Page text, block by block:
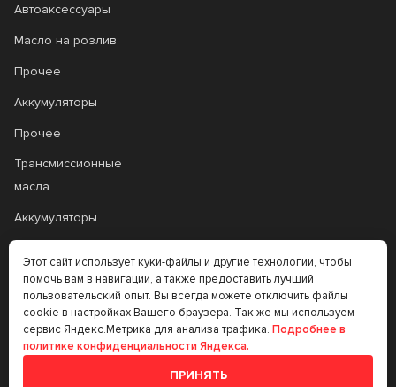
Автоаксессуары
Масло на розлив
Прочее
Аккумуляторы
Прочее
Трансмиссионные
масла
Аккумуляторы
+7 (383) 335-77-99
rtt@m-masel.ru
© 2020-2026
Этот сайт использует куки-файлы и другие технологии, чтобы
помочь вам в навигации, а также предоставить лучший
пользовательский опыт. Вы всегда можете отключить файлы
cookie в настройках Вашего браузера. Так же мы используем
сервис Яндекс.Метрика для анализа трафика. Подробнее в
политике конфиденциальности Яндекса.
ПРИНЯТЬ